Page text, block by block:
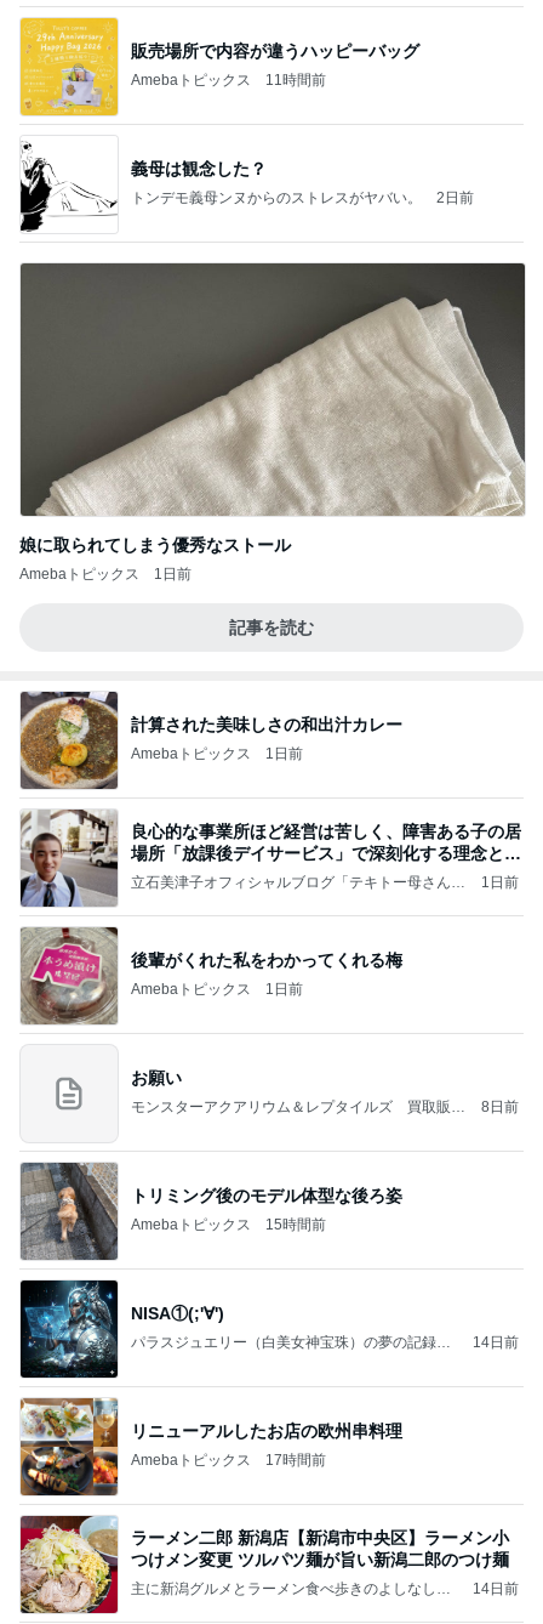
販売場所で内容が違うハッピーバッグ
Amebaトピックス 11時間前
義母は観念した？
トンデモ義母ンヌからのストレスがヤバい。 2日前
娘に取られてしまう優秀なストール
Amebaトピックス 1日前
記事を読む
計算された美味しさの和出汁カレー
Amebaトピックス 1日前
良心的な事業所ほど経営は苦しく、障害ある子の居
場所「放課後デイサービス」で深刻化する理念と現
実の
立石美津子オフィシャルブログ「テキトー母さんの
1日前
後輩がくれた私をわかってくれる梅
Amebaトピックス 1日前
お願い
モンスターアクアリウム＆レプタイルズ 買取販売
8日前
トリミング後のモデル体型な後ろ姿
Amebaトピックス 15時間前
NISA①(;'∀')
パラスジュエリー（白美女神宝珠）の夢の記録
14日前
リニューアルしたお店の欧州串料理
Amebaトピックス 17時間前
ラーメン二郎 新潟店【新潟市中央区】ラーメン小
つけメン変更 ツルパツ麺が旨い新潟二郎のつけ麺
主に新潟グルメとラーメン食べ歩きのよしなしご
14日前